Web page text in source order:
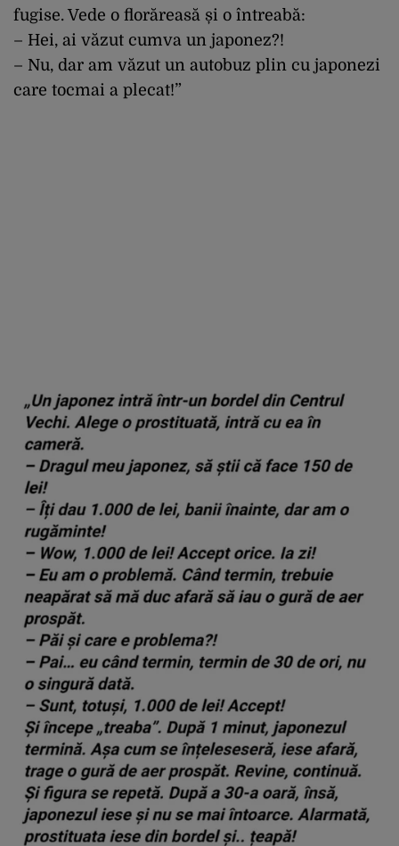
fugise. Vede o florăreasă și o întreabă:
– Hei, ai văzut cumva un japonez?!
– Nu, dar am văzut un autobuz plin cu japonezi
care tocmai a plecat!”